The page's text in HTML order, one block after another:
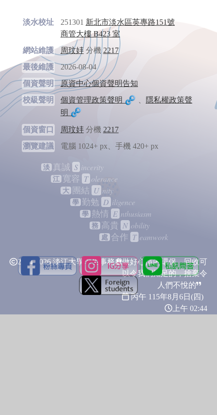
淡水校址 251301 新北市淡水區英專路151號
商管大樓 B423 室
網站維護
周玟妦分機2217
最後維護
2026-08-04
個資聲明
原資中心個資聲明告知
校級聲明
個資管理政策聲明 、
隱私權政策聲
明
個資窗口 周玟妦分機 2217
瀏覽建議
電腦 1024+ px、手機 420+ px
淡 真誠 S incerity
江 寬容 T olerance
大 團結 U nity
學 勤勉 D iligence
學 熱情 E nthusiasm
務 高貴 N obility
處 合作 T eamwork
2024-2026 淡江大學學生事務處做好心情的環保，回收可
以令我們知足的，捨棄令
人們不悅的
丙午 115年8月6日(四)
上午 02:44